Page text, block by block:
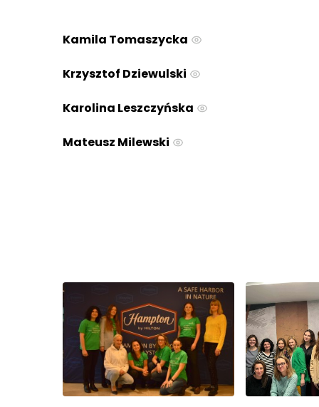
Kamila Tomaszycka
Krzysztof Dziewulski
Karolina Leszczyńska
Mateusz Milewski